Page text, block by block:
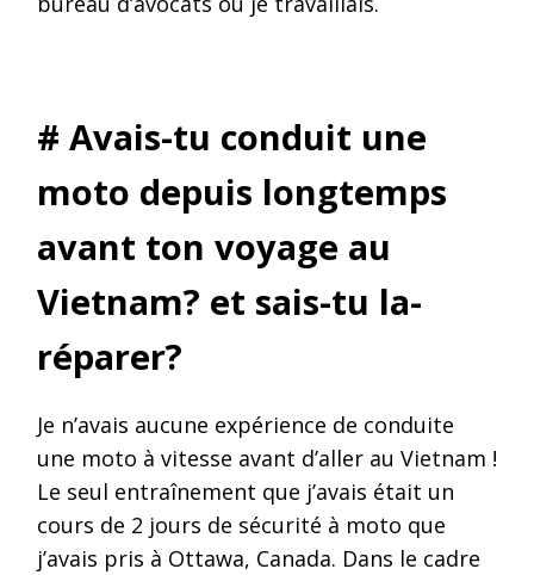
# Avais-tu conduit une
moto depuis longtemps
avant ton voyage au
Vietnam? et sais-tu la-
réparer?
Je n’avais aucune expérience de conduite
une moto à vitesse avant d’aller au Vietnam !
Le seul entraînement que j’avais était un
cours de 2 jours de sécurité à moto que
j’avais pris à Ottawa, Canada. Dans le cadre